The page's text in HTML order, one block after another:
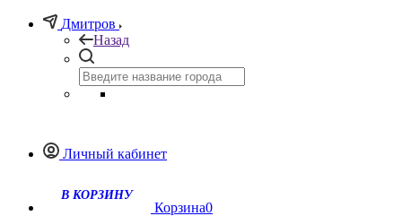
Дмитров
Назад
Личный кабинет
Корзина0